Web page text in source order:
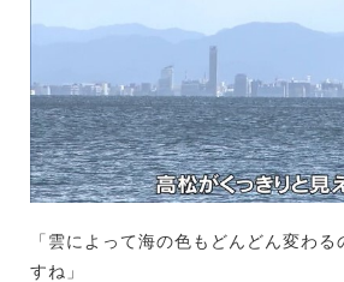
「雲によって海の色もどんどん変わ
すね」